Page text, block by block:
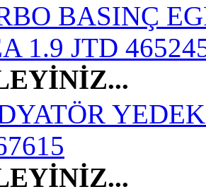
BASINÇ
1.9 JTD